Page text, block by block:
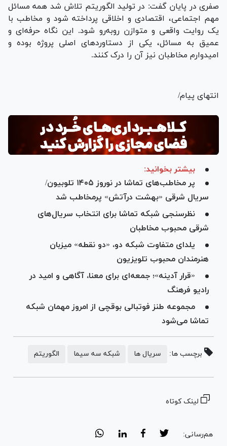
صفری در پایان گفت: در تولید الگوریتم تلاش شد همه مسائل
مهم اجتماعی، اقتصادی و اخلاقی پرداخته شود و مخاطب با
یک روایت واقعی و متوازن روبه‌رو شود. این نگاه حرفه‌ای و
عمیق به مسائل، یکی از دستاوردهای اصلی پروژه بوده و
امیدوارم مخاطبان نیز آن را درک کنند.
انتهای پیام/
بیشتر بخوانید:
پر مخاطب‌های تماشا در نوروز ۱۴۰۵ تلوبیون/
سریال شرقی «بهشت درآتش» پرمخاطب شد
نظرسنجی شبکه تماشا برای انتخاب سریال‌های
شرقی محبوب مخاطبان
یلدای متفاوت شبکه دو، «دو نقطه» میزبان
هنرمندان محبوب تلویزیون
«قرار آدینه»؛ جمعه‌ای برای معنا، آگاهی و امید در
رادیو فرهنگ
مجموعه طنز فوتبالی بوقچی از امروز مهمان شبکه
تماشا می‌شود
برچسب ها: سریال ها شبکه سه سیما الگوریتم
لینک کوتاه
هم‌رسانی: